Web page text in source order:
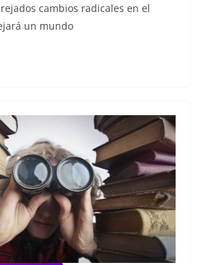
cambios radicales en el
un mundo